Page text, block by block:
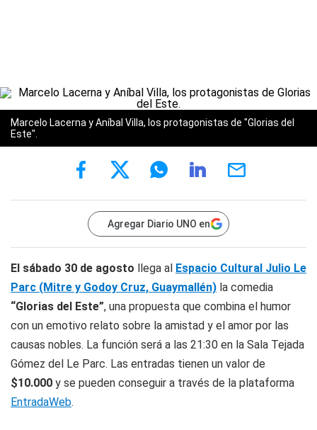
Marcelo Lacerna y Aníbal Villa, los protagonistas de "Glorias del
Este".
Agregar Diario UNO en
El sábado 30 de agosto llega al Espacio Cultural Julio Le
Parc (Mitre y Godoy Cruz, Guaymallén) la comedia
“Glorias del Este”, una propuesta que combina el humor
con un emotivo relato sobre la amistad y el amor por las
causas nobles. La función será a las 21:30 en la Sala Tejada
Gómez del Le Parc. Las entradas tienen un valor de
$10.000 y se pueden conseguir a través de la plataforma
EntradaWeb.